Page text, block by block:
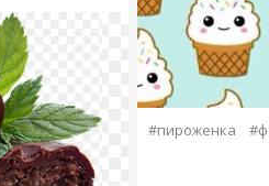
#пироженка